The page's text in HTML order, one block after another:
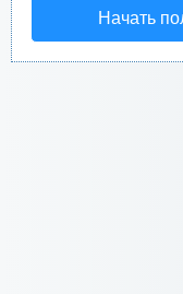
Начать